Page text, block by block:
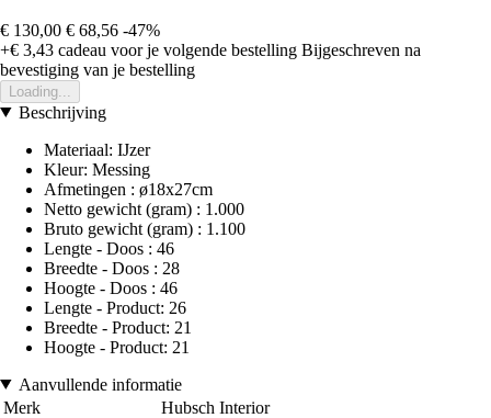
€ 130,00 € 68,56 -47%
+€ 3,43 cadeau voor je volgende bestelling Bijgeschreven na
bevestiging van je bestelling
Loading...
Beschrijving
Materiaal: IJzer
Kleur: Messing
Afmetingen : ø18x27cm
Netto gewicht (gram) : 1.000
Bruto gewicht (gram) : 1.100
Lengte - Doos : 46
Breedte - Doos : 28
Hoogte - Doos : 46
Lengte - Product: 26
Breedte - Product: 21
Hoogte - Product: 21
Aanvullende informatie
Merk
Hubsch Interior